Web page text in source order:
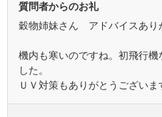
質問者からのお礼
穀物姉妹さん アドバイスあり
機内も寒いのですね。初飛行
した。
ＵＶ対策もありがとうございま